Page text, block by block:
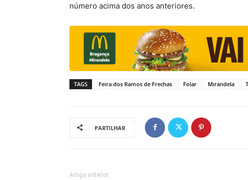
número acima dos anos anteriores.
TAGS Feira dos Ramos de Frechas Folar Mirandela
PARTILHAR
Artigo anterior